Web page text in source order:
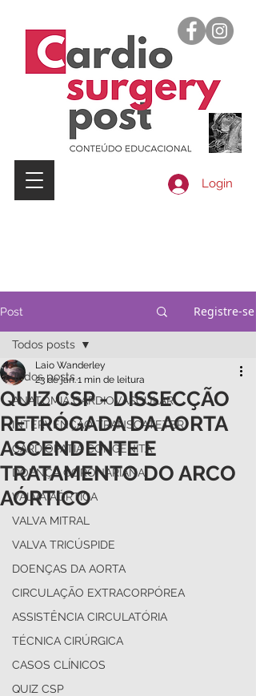
Login
Post Registre-se
Todos posts
ANATOMIA CARDIOVASCULAR
INTERVENÇÃO TRANSCATETER
CARDIOPATIA CONGÊNITA
DOENÇA CORONARIANA
VALVA AÓRTICA
VALVA MITRAL
VALVA TRICÚSPIDE
DOENÇAS DA AORTA
CIRCULAÇÃO EXTRACORPÓREA
ASSISTÊNCIA CIRCULATÓRIA
TÉCNICA CIRÚRGICA
CASOS CLÍNICOS
QUIZ CSP
Todos posts
QUIZ CSP - DISSECÇÃO
RETRÓGADA DA AORTA
ASCENDENTE E
TRATAMENTO DO ARCO
AÓRTICO
Laio Wanderley
23 de jan.1 min de leitura